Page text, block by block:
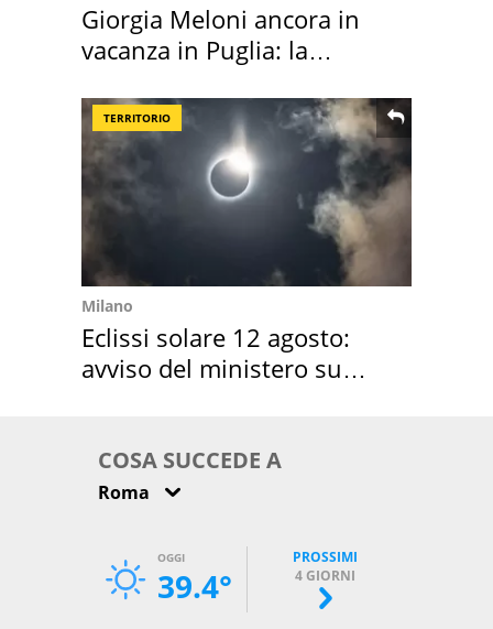
Giorgia Meloni ancora in
vacanza in Puglia: la
TERRITORIO
Milano
Eclissi solare 12 agosto:
avviso del ministero su